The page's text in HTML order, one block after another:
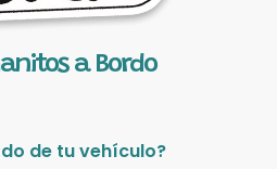
a Bordo
de tu vehículo?